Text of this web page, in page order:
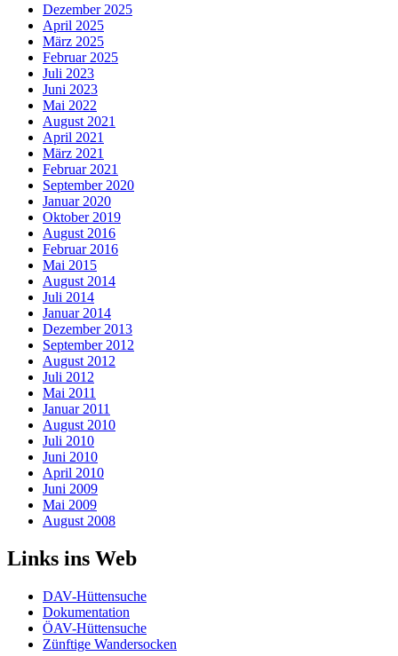
Dezember 2025
April 2025
März 2025
Februar 2025
Juli 2023
Juni 2023
Mai 2022
August 2021
April 2021
März 2021
Februar 2021
September 2020
Januar 2020
Oktober 2019
August 2016
Februar 2016
Mai 2015
August 2014
Juli 2014
Januar 2014
Dezember 2013
September 2012
August 2012
Juli 2012
Mai 2011
Januar 2011
August 2010
Juli 2010
Juni 2010
April 2010
Juni 2009
Mai 2009
August 2008
Links ins Web
DAV-Hüttensuche
Dokumentation
ÖAV-Hüttensuche
Zünftige Wandersocken